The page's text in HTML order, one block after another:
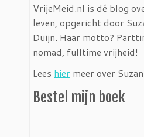
VrijeMeid.nl is dé blog
leven, opgericht door
Duijn. Haar motto?
nomad, fulltime vrijheid!
Lees hier meer over
Bestel mijn boek